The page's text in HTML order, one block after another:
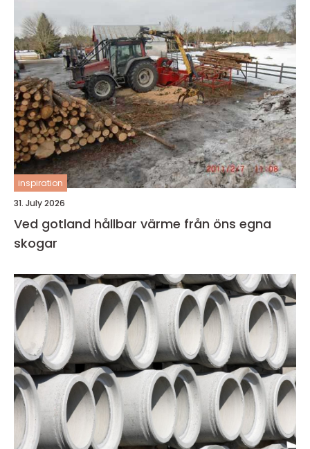
inspiration
31. July 2026
Ved gotland hållbar värme från öns egna
skogar